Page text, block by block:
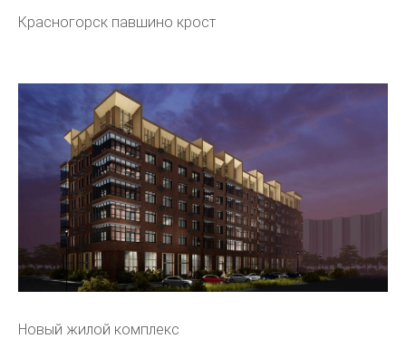
Красногорск павшино крост
Новый жилой комплекс